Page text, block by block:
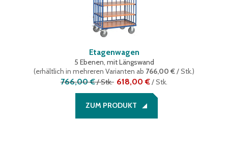
Etagenwagen
5 Ebenen, mit Längswand
(erhältlich in mehreren Varianten ab 766,00 €/ Stk.)
766,00 €/Stk. 618,00 €/Stk.
ZUM PRODUKT